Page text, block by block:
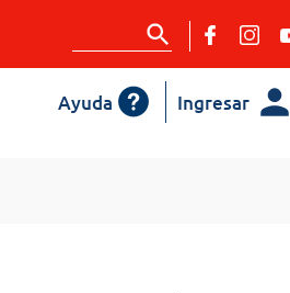
Ingresar
Ayuda